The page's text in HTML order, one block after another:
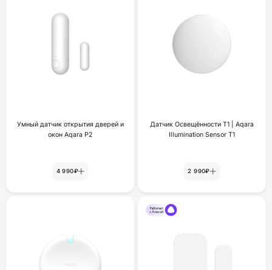
Умный датчик открытия дверей и
окон Aqara P2
4 990₽
Датчик Освещённости Т1 | Aqara
Illumination Sensor T1
2 990₽